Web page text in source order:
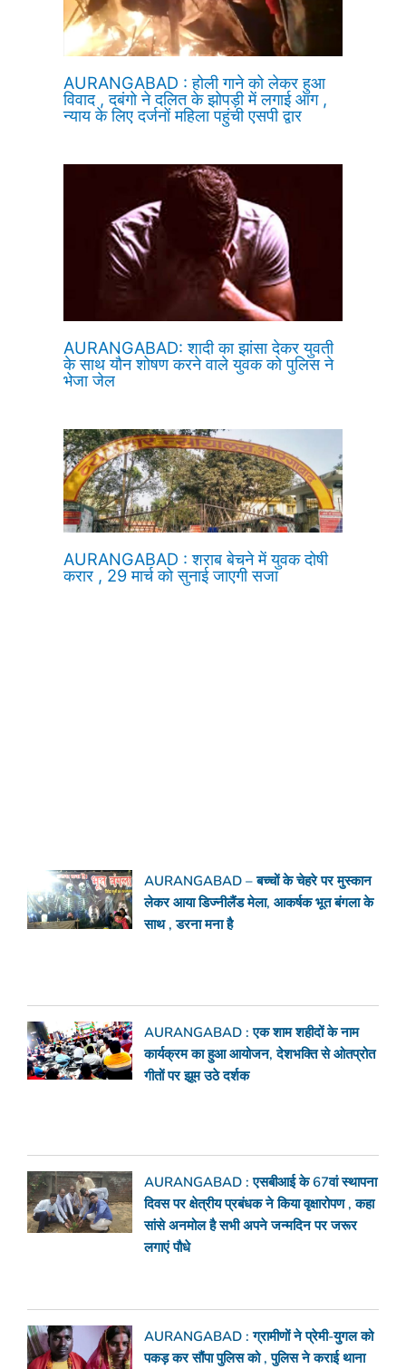
AURANGABAD : होली गाने को लेकर हुआ
विवाद , दबंगो ने दलित के झोपड़ी में लगाई आग ,
न्याय के लिए दर्जनों महिला पहुंची एसपी द्वार
AURANGABAD: शादी का झांसा देकर युवती
के साथ यौन शोषण करने वाले युवक को पुलिस ने
भेजा जेल
AURANGABAD : शराब बेचने में युवक दोषी
करार , 29 मार्च को सुनाई जाएगी सजा
AURANGABAD – बच्चों के चेहरे पर मुस्कान
लेकर आया डिज्नीलैंड मेला, आकर्षक भूत बंगला के
साथ , डरना मना है
AURANGABAD : एक शाम शहीदों के नाम
कार्यक्रम का हुआ आयोजन, देशभक्ति से ओतप्रोत
गीतों पर झूम उठे दर्शक
AURANGABAD : एसबीआई के 67वां स्थापना
दिवस पर क्षेत्रीय प्रबंधक ने किया वृक्षारोपण , कहा
सांसे अनमोल है सभी अपने जन्मदिन पर जरूर
लगाएं पौधे
AURANGABAD : ग्रामीणों ने प्रेमी-युगल को
पकड़ कर सौंपा पुलिस को , पुलिस ने कराई थाना